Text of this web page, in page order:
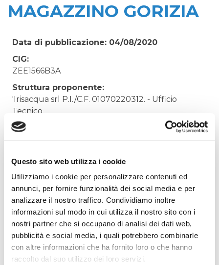
Questo sito web utilizza i cookie
Utilizziamo i cookie per personalizzare contenuti ed
annunci, per fornire funzionalità dei social media e per
analizzare il nostro traffico. Condividiamo inoltre
informazioni sul modo in cui utilizza il nostro sito con i
nostri partner che si occupano di analisi dei dati web,
pubblicità e social media, i quali potrebbero combinarle
con altre informazioni che ha fornito loro o che hanno
raccolto dal suo utilizzo dei loro servizi.
MAGAZZINO GORIZIA
Data di pubblicazione: 04/08/2020
CIG:
ZEE1566B3A
Struttura proponente:
'Irisacqua srl P.I./C.F. 01070220312. - Ufficio
Tecnico
Oggetto:
FORNITURA VALVOLE A SFERA PER
Elenco operatori invitati:
Codice Fiscale:
Procedura di scelta:
Affidamento ai sensi del Regolamento Generale
Aziendale per Lavori Servizi e Forniture (art.238,
comma 7 d.lgs. 163/2006)
Aggiudicatario Nome: